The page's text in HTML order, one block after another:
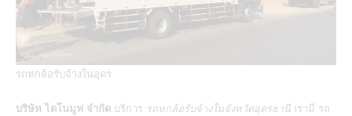
รถหกล้อรับจ้างในอุดร
บริษัท ไดโนมูฟ จำกัด บริการ รถหกล้อรับจ้างในจังหวัดอุดรธานี เรามี รถ